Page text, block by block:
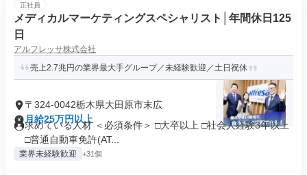
正社員
メディカルマーケティングスペシャリスト│年間休日125
日
アルフレッサ株式会社
売上2.7兆円の業界最大手グループ／未経験歓迎／土日祝休
〒324-0042栃木県大田原市末広
月給25万円以上
求めている人材 ＜必須条件＞ □大卒以上 □社会人経験3年以上
□普通自動車免許(AT...
業界未経験歓迎 +31個